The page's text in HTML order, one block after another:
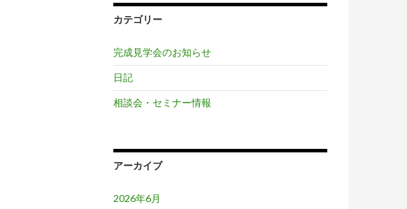
カテゴリー
完成見学会のお知らせ
日記
相談会・セミナー情報
アーカイブ
2026年6月